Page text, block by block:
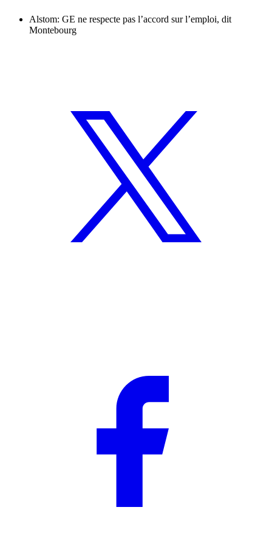
Alstom: GE ne respecte pas l’accord sur l’emploi, dit
Montebourg